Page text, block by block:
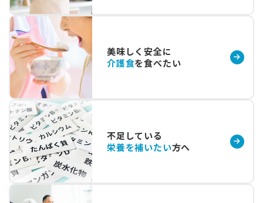
美味しく安全に
介護食を食べたい
不足している
栄養を補いたい方へ